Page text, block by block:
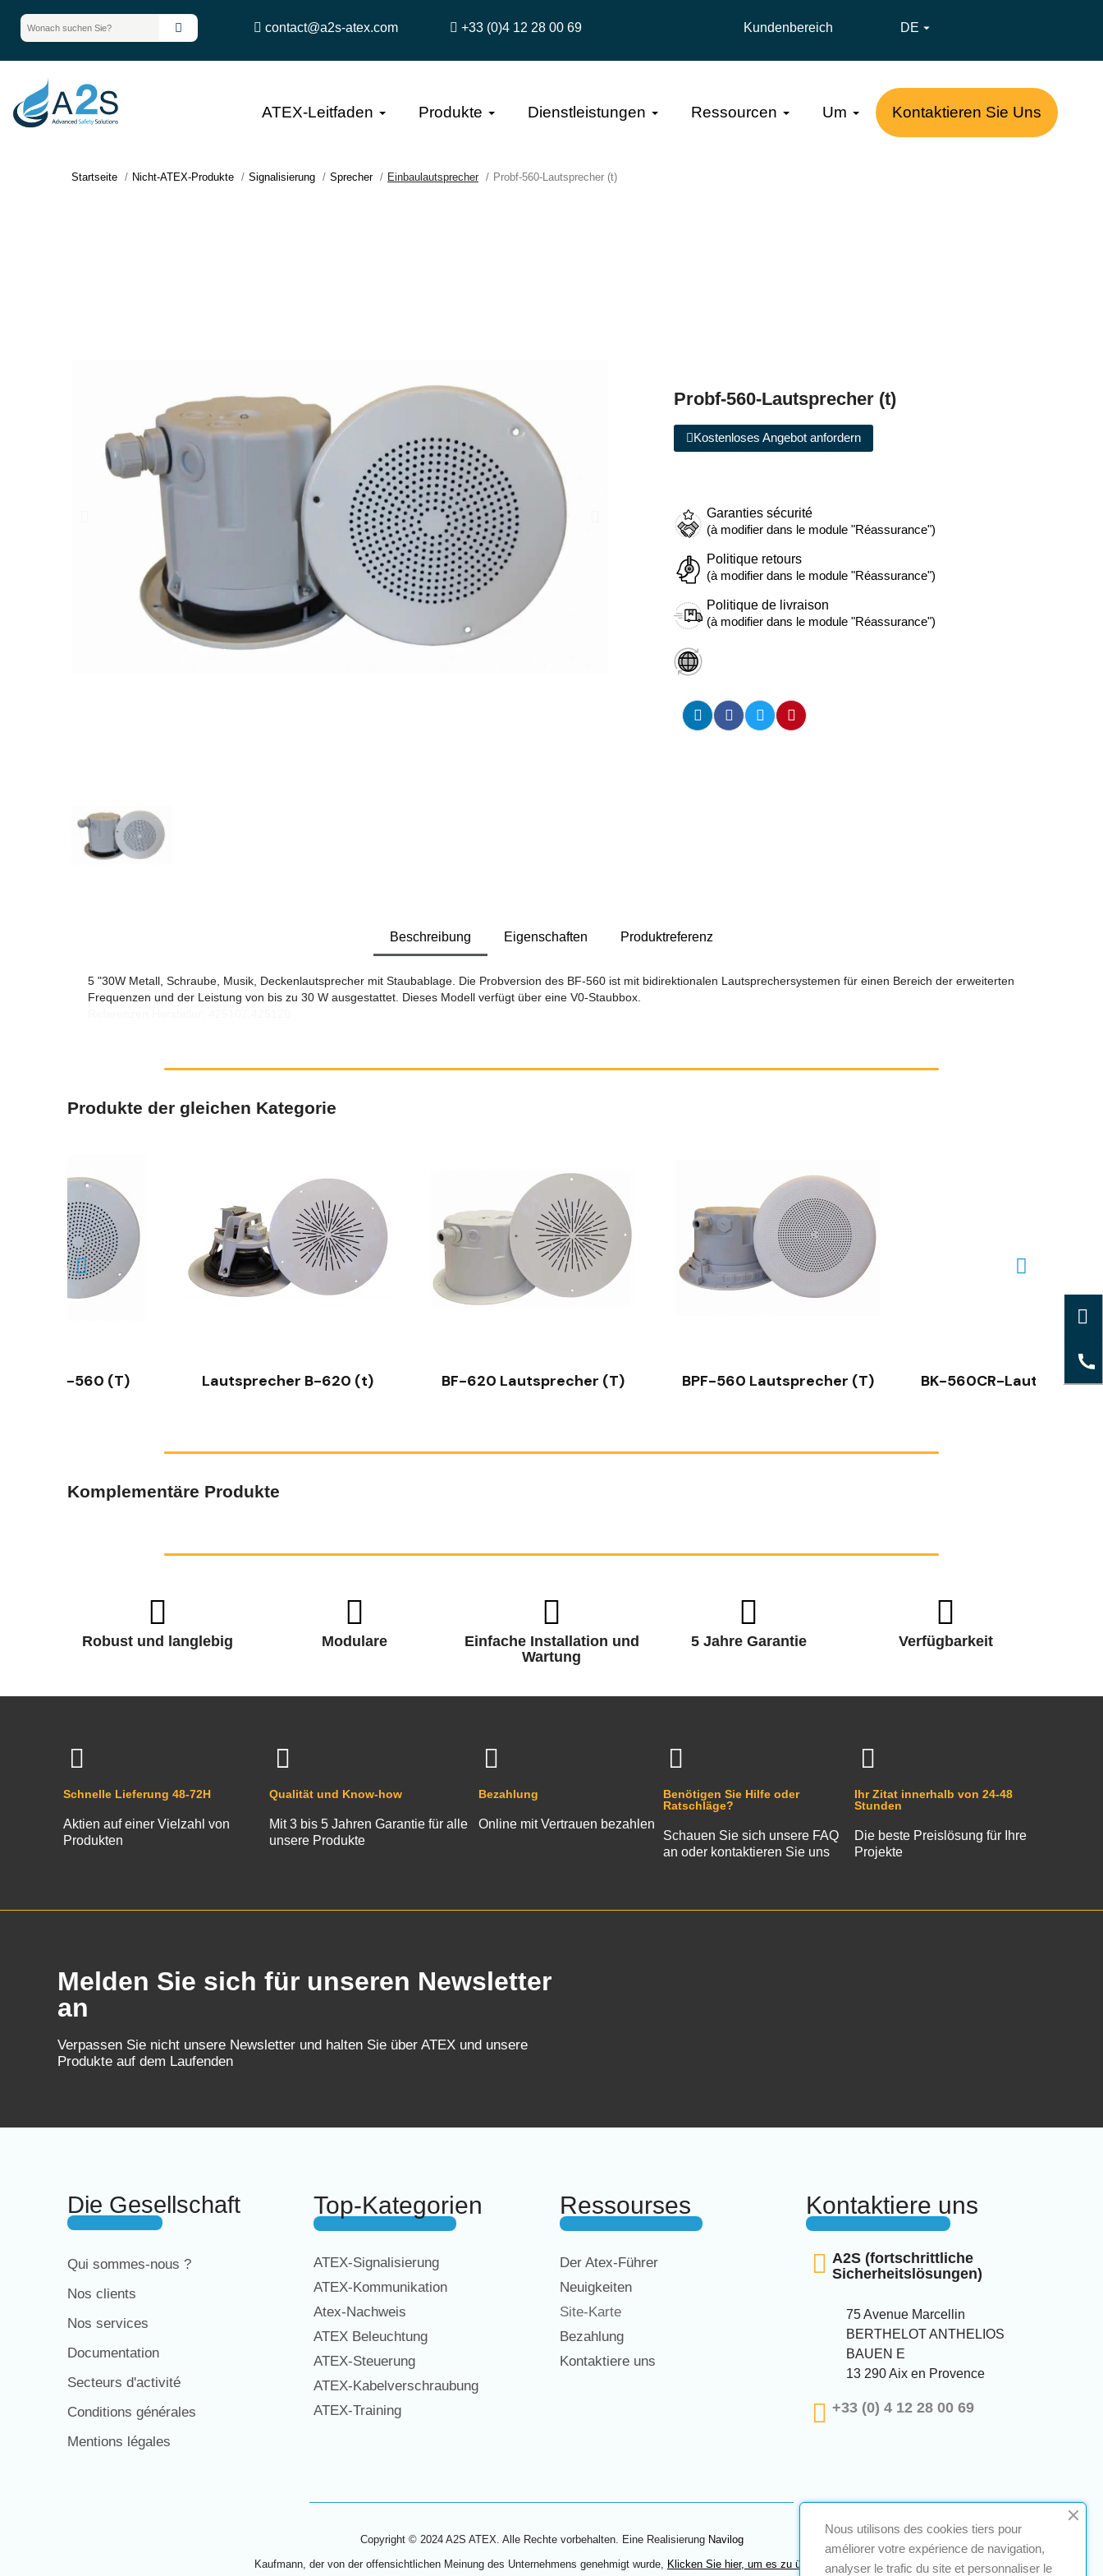
contact@a2s-atex.com +33 (0)4 12 28 00 69 Kundenbereich DE 
ATEX-Leitfaden Produkte Dienstleistungen Ressourcen Um Kontaktieren Sie Uns
Startseite Nicht-ATEX-Produkte Signalisierung Sprecher Einbaulautsprecher Probf-560-Lautsprecher (t)
Probf-560-Lautsprecher (t)
Kostenloses Angebot anfordern
Garanties sécurité
(à modifier dans le module "Réassurance")
Politique retours
(à modifier dans le module "Réassurance")
Politique de livraison
(à modifier dans le module "Réassurance")
Beschreibung Eigenschaften Produktreferenz
5 "30W Metall, Schraube, Musik, Deckenlautsprecher mit Staubablage. Die Probversion des BF-560 ist mit bidirektionalen Lautsprechersystemen für einen Bereich der erweiterten
Frequenzen und der Leistung von bis zu 30 W ausgestattet. Dieses Modell verfügt über eine V0-Staubbox.
Produkte der gleichen Kategorie
Lautsprecher B-620 (t) BF-620 Lautsprecher (T) BPF-560 Lautsprecher (T) BK-560CR-Lautsprecher (t)
Komplementäre Produkte
Robust und langlebig Modulare
Einfache Installation und
Wartung
5 Jahre Garantie Verfügbarkeit
Schnelle Lieferung 48-72H
Aktien auf einer Vielzahl von
Produkten
Qualität und Know-how
Mit 3 bis 5 Jahren Garantie für alle
unsere Produkte
Bezahlung
Online mit Vertrauen bezahlen
Benötigen Sie Hilfe oder
Ratschläge?
Schauen Sie sich unsere FAQ
an oder kontaktieren Sie uns
Ihr Zitat innerhalb von 24-48
Stunden
Die beste Preislösung für Ihre
Projekte
Melden Sie sich für unseren Newsletter
an
Verpassen Sie nicht unsere Newsletter und halten Sie über ATEX und unsere
Produkte auf dem Laufenden
Die Gesellschaft
Qui sommes-nous ?
Nos clients
Nos services
Documentation
Secteurs d'activité
Conditions générales
Mentions légales
Top-Kategorien
ATEX-Signalisierung
ATEX-Kommunikation
Atex-Nachweis
ATEX Beleuchtung
ATEX-Steuerung
ATEX-Kabelverschraubung
ATEX-Training
Ressourses
Der Atex-Führer
Neuigkeiten
Site-Karte
Bezahlung
Kontaktiere uns
Kontaktiere uns
A2S (fortschrittliche
Sicherheitslösungen)
75 Avenue Marcellin
BERTHELOT ANTHELIOS
BAUEN E
13 290 Aix en Provence
+33 (0) 4 12 28 00 69
Copyright © 2024 A2S ATEX. Alle Rechte vorbehalten. Eine Realisierung Navilog
Kaufmann, der von der offensichtlichen Meinung des Unternehmens genehmigt wurde, Klicken Sie hier, um es zu überprüfen.
Nous utilisons des cookies tiers pour
améliorer votre expérience de navigation,
analyser le trafic du site et personnaliser le